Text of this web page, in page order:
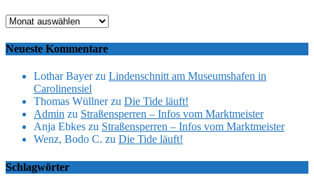
Archiv
Neueste Kommentare
Lothar Bayerzu Lindenschnitt am Museumshafen in
Carolinensiel
Thomas Wüllnerzu Die Tide läuft!
Admin zu Straßensperren – Infos vom Marktmeister
Anja Ebkes zu Straßensperren – Infos vom Marktmeister
Wenz, Bodo C. zu Die Tide läuft!
Schlagwörter